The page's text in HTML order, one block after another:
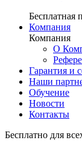
Бесплатная
Компания
Компания
О
Гарантия и
Наши
Обучение
Новости
Контакты
Бесплатно для